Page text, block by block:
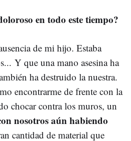
en todo este tiempo?
de mi hijo. Estaba
Y que una mano asesina ha
ha destruido la nuestra.
encontrarme de frente con la
chocar contra los muros, un
nosotros aún habiendo
cantidad de material que